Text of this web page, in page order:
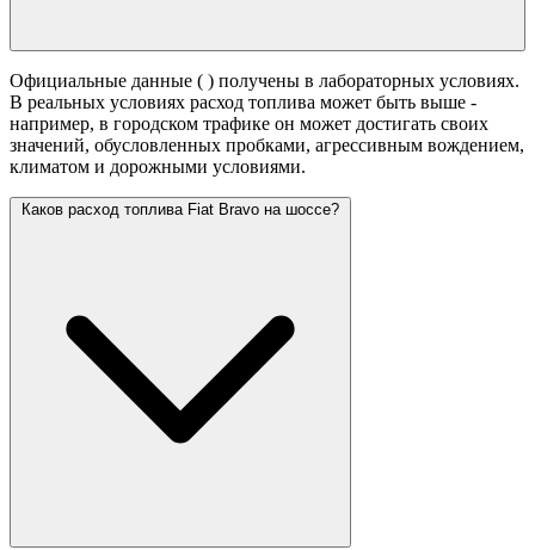
Официальные данные ( ) получены в лабораторных условиях.
В реальных условиях расход топлива может быть выше -
например, в городском трафике он может достигать своих
значений, обусловленных пробками, агрессивным вождением,
климатом и дорожными условиями.
Каков расход топлива Fiat Bravo на шоссе?